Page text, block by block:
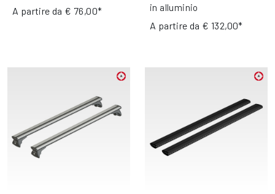
A partire da € 76,00*
in alluminio
A partire da € 132,00*